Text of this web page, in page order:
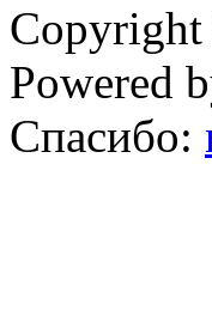
Powered
Спасибо: